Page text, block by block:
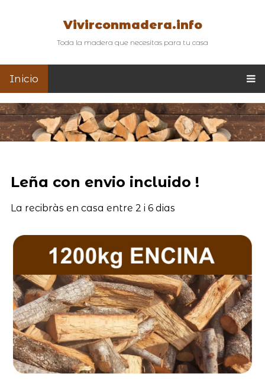
Vivirconmadera.info
Toda la madera que necesitas para tu casa
Inicio
Leña con envio incluido !
La recibràs en casa entre 2 i 6 dias